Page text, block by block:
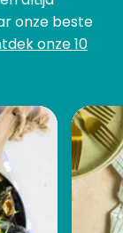
onze beste
onze 10